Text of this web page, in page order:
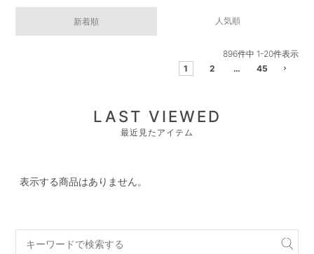
新着順 人気順
896件中 1-20件表示
1
2 … 45
LAST VIEWED
最近見たアイテム
表示する商品はありません。